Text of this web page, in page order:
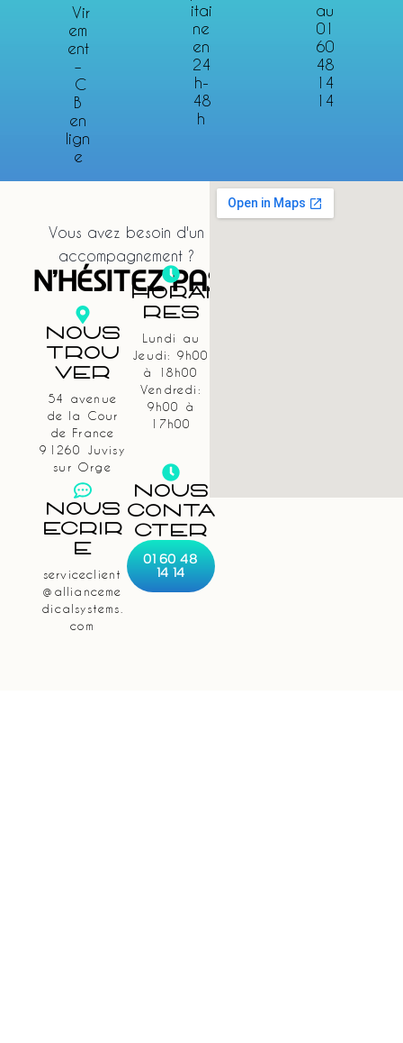
Vir
em
ent
–
C
B
en
lign
e
itai
ne
en
24
h-
48
h
au
01
60
48
14
14
Vous avez besoin d'un
accompagnement ?
N'HÉSITEZ PAS
Nous
Trou
Ver
54 avenue
de la Cour
de France
91260 Juvisy
sur Orge
Horai
Res
Lundi au
Jeudi: 9h00
à 18h00
Vendredi:
9h00 à
17h00
Nous
Écrir
E
serviceclient
@allianceme
dicalsystems.
com
NOUS
CONTA
CTER
01 60 48
14 14